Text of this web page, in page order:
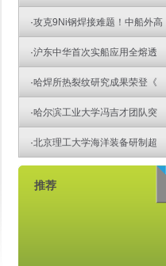
·攻克9Ni钢焊接难题！中船外高
·沪东中华首次实船应用全熔透
·哈焊所热裂纹研究成果荣登《
·哈尔滨工业大学冯吉才团队突
·北京理工大学海洋装备研制超
推荐